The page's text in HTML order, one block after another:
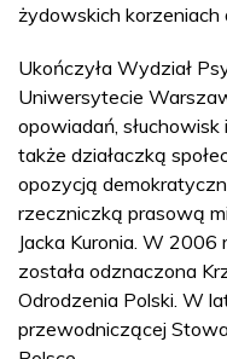
żydowskich korzeniach
Ukończyła Wydział
Uniwersytecie
opowiadań,
także działaczką
opozycją
rzeczniczką prasową
Jacka Kuronia. W 2006
została odznaczona
Odrodzenia Polski. W
przewodniczącej